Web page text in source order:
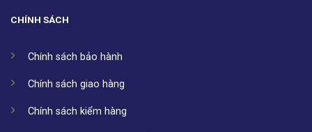
CHÍNH SÁCH
Chính sách bảo hành
Chính sách giao hàng
Chính sách kiểm hàng